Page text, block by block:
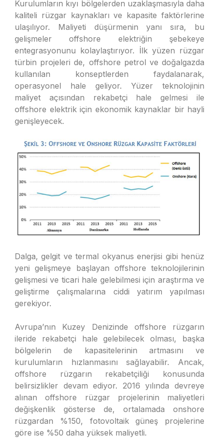
Kurulumların kıyı bölgelerden uzaklaşmasıyla daha
kaliteli rüzgar kaynakları ve kapasite faktörlerine
ulaşılıyor. Maliyeti düşürmenin yanı sıra, bu
gelişmeler offshore elektriğin şebekeye
entegrasyonunu kolaylaştırıyor. İlk yüzen rüzgar
türbin projeleri de, offshore petrol ve doğalgazda
kullanılan konseptlerden faydalanarak,
operasyonel hale geliyor. Yüzer teknolojinin
maliyet açısından rekabetçi hale gelmesi ile
offshore elektrik için ekonomik kaynaklar bir hayli
genişleyecek.
Dalga, gelgit ve termal okyanus enerjisi gibi henüz
yeni gelişmeye başlayan offshore teknolojilerinin
gelişmesi ve ticari hale gelebilmesi için araştırma ve
geliştirme çalışmalarına ciddi yatırım yapılması
gerekiyor.
Avrupa’nın Kuzey Denizinde offshore rüzgarın
ileride rekabetçi hale gelebilecek olması, başka
bölgelerin de kapasitelerinin artmasını ve
kurulumların hızlanmasını sağlayabilir. Ancak,
offshore rüzgarın rekabetçiliği konusunda
belirsizlikler devam ediyor. 2016 yılında devreye
alınan offshore rüzgar projelerinin maliyetleri
değişkenlik gösterse de, ortalamada onshore
rüzgardan %150, fotovoltaik güneş projelerine
göre ise %50 daha yüksek maliyetli.